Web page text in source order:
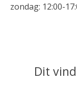
zondag: 12:00-
Dit